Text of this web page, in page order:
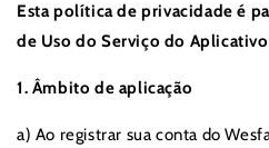
Esta política de privacidade é
de Uso do Serviço do Aplicativo
1. Âmbito de aplicação
a) Ao registrar sua conta do